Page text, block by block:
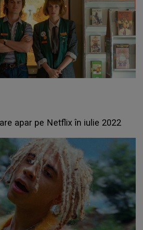
apar pe Netflix în iulie 2022